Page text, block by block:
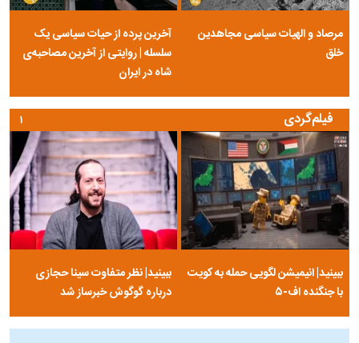
مرصاد و الهیات سیاسی مجاهدین
خلق
آخرین پرده از حیات سیاسی یک
سلسله | روایتی از آخرین مصاحبه‌ی
شاه در ایران
فیلم‌گردی
ببینید| انیمیشن لگویی حمله به کویت
با جنگنده اف-۵
ببینید| نظر متفاوت سینا حجازی
درباره گوگوش خبرساز شد
۱